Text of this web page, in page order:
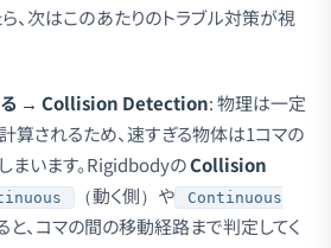
、次はこのあたりのトラブル対策が視
る → Collision Detection: 物理は一定
算されるため、速すぎる物体は1コマの
まいます。RigidbodyのCollision
（動く側）や
Continuous
と、コマの間の移動経路まで判定してく